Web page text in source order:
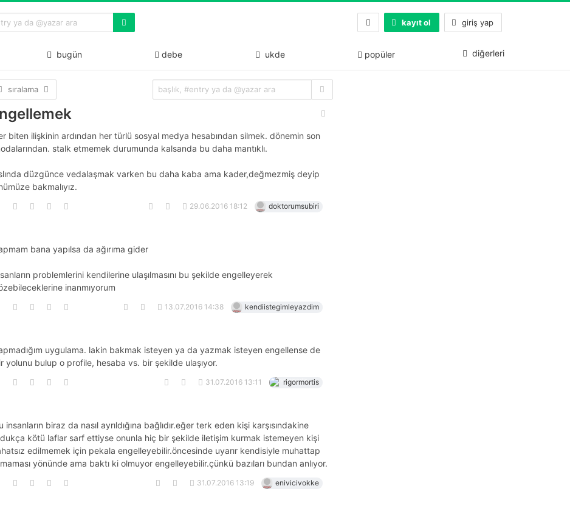
kayıt ol giriş yap
bugün debe ukde popüler diğerleri
sıralama
biten ilişkinin ardından her türlü sosyal medya hesabından silmek. dönemin son
stalk etmemek durumunda kalsanda bu daha mantıklı.
düzgünce vedalaşmak varken bu daha kaba ama kader,değmezmiş deyip
bakmalıyız.
29.06.2016 18:12 doktorumsubiri
bana yapılsa da ağırıma gider
problemlerini kendilerine ulaşılmasını bu şekilde engelleyerek
inanmıyorum
13.07.2016 14:38 kendiistegimleyazdim
uygulama. lakin bakmak isteyen ya da yazmak isteyen engellense de
yolunu bulup o profile, hesaba vs. bir şekilde ulaşıyor.
31.07.2016 13:11 rigormortis
insanların biraz da nasıl ayrıldığına bağlıdır.eğer terk eden kişi karşısındakine
kötü laflar sarf ettiyse onunla hiç bir şekilde iletişim kurmak istemeyen kişi
edilmemek için pekala engelleyebilir.öncesinde uyarır kendisiyle muhattap
yönünde ama baktı ki olmuyor engelleyebilir.çünkü bazıları bundan anlıyor.
31.07.2016 13:19 enivicivokke